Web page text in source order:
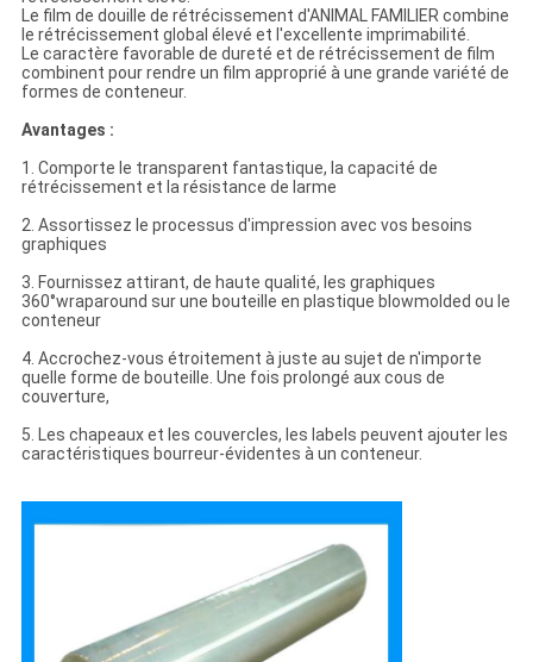
Le film de douille de rétrécissement d'ANIMAL FAMILIER combine
le rétrécissement global élevé et l'excellente imprimabilité.
Le caractère favorable de dureté et de rétrécissement de film
combinent pour rendre un film approprié à une grande variété de
formes de conteneur.
Avantages :
1. Comporte le transparent fantastique, la capacité de
rétrécissement et la résistance de larme
2. Assortissez le processus d'impression avec vos besoins
graphiques
3. Fournissez attirant, de haute qualité, les graphiques
360°wraparound sur une bouteille en plastique blowmolded ou le
conteneur
4. Accrochez-vous étroitement à juste au sujet de n'importe
quelle forme de bouteille. Une fois prolongé aux cous de
couverture,
5. Les chapeaux et les couvercles, les labels peuvent ajouter les
caractéristiques bourreur-évidentes à un conteneur.